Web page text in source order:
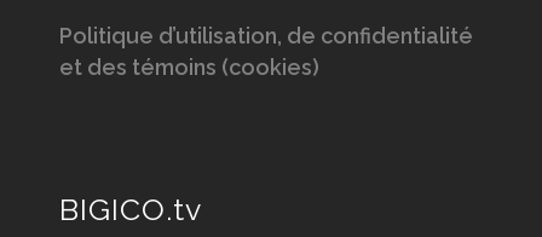
Politique d’utilisation, de confidentialité
et des témoins (cookies)
BIGICO.tv